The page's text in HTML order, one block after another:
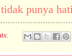
punya